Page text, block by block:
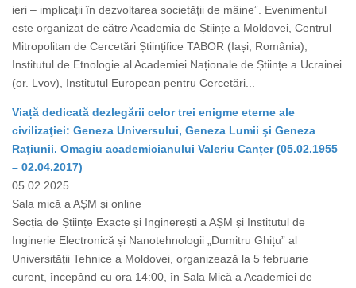
ieri – implicații în dezvoltarea societății de mâine”. Evenimentul
este organizat de către Academia de Științe a Moldovei, Centrul
Mitropolitan de Cercetări Științifice TABOR (Iași, România),
Institutul de Etnologie al Academiei Naționale de Științe a Ucrainei
(or. Lvov), Institutul European pentru Cercetări...
Viață dedicată dezlegării celor trei enigme eterne ale
civilizaţiei: Geneza Universului, Geneza Lumii şi Geneza
Raţiunii. Omagiu academicianului Valeriu Canțer (05.02.1955
– 02.04.2017)
05.02.2025
Sala mică a AȘM și online
Secția de Științe Exacte și Inginerești a AȘM și Institutul de
Inginerie Electronică și Nanotehnologii „Dumitru Ghițu” al
Universității Tehnice a Moldovei, organizează la 5 februarie
curent, începând cu ora 14:00, în Sala Mică a Academiei de